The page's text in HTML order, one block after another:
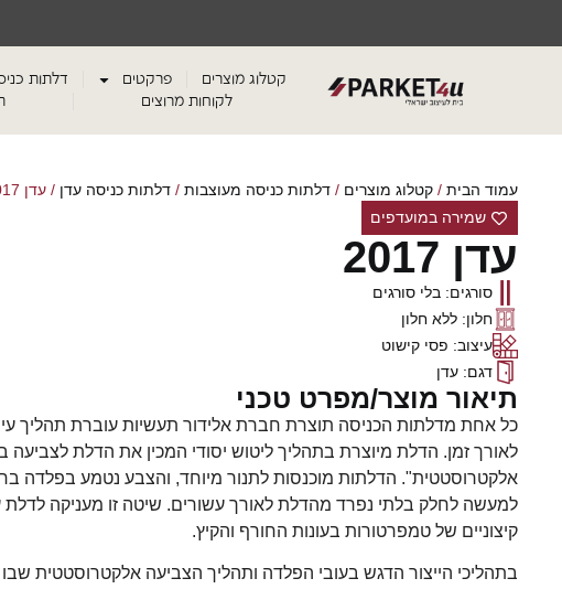
קטלוג מוצרים פרקטים דלתות
לקוחות מרוצים
עמוד הבית / קטלוג מוצרים / דלתות כניסה מעוצבות / דלתות כניסה עדן / עדן 2017
שמירה במועדפים
עדן 2017
סורגים: בלי סורגים
חלון: ללא חלון
עיצוב: פסי קישוט
דגם: עדן
תיאור מוצר/מפרט טכני
כל אחת מדלתות הכניסה תוצרת חברת אלידור תעשיות עוברת תהליך
לאורך זמן. הדלת מיוצרת בתהליך ליטוש יסודי המכין את הדלת
למעשה לחלק בלתי נפרד מהדלת לאורך עשורים. שיטה זו מעניקה לדלת
קיצוניים של טמפרטורות בעונות החורף והקיץ.
בתהליכי הייצור הדגש בעובי הפלדה ותהליך הצביעה אלקטרוסטטית